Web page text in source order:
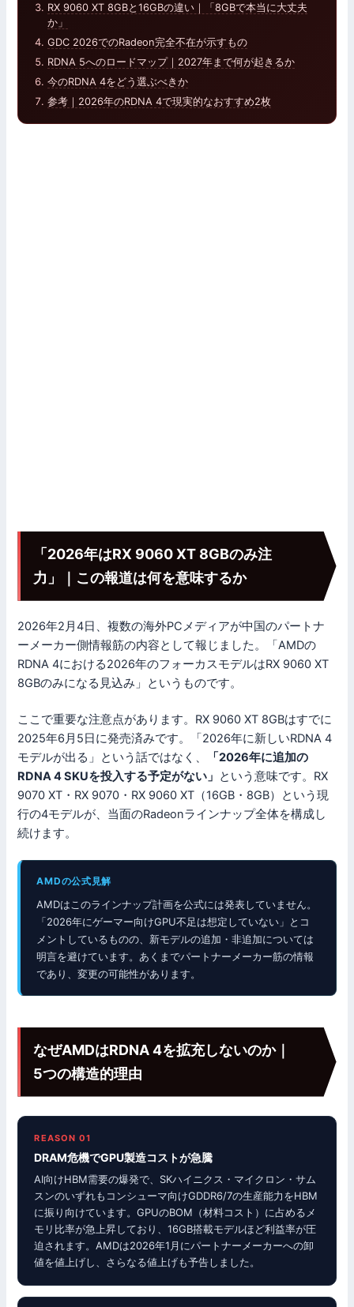
RX 9060 XT 8GBと16GBの違い｜「8GBで本当に大丈夫
か」
GDC 2026でのRadeon完全不在が示すもの
RDNA 5へのロードマップ｜2027年まで何が起きるか
今のRDNA 4をどう選ぶべきか
参考｜2026年のRDNA 4で現実的なおすすめ2枚
「2026年はRX 9060 XT 8GBのみ注
力」｜この報道は何を意味するか
2026年2月4日、複数の海外PCメディアが中国のパートナ
ーメーカー側情報筋の内容として報じました。「AMDの
RDNA 4における2026年のフォーカスモデルはRX 9060 XT
8GBのみになる見込み」というものです。
ここで重要な注意点があります。RX 9060 XT 8GBはすでに
2025年6月5日に発売済みです。「2026年に新しいRDNA 4
モデルが出る」という話ではなく、
「2026年に追加の
RDNA 4 SKUを投入する予定がない」 という意味です。RX
9070 XT・RX 9070・RX 9060 XT（16GB・8GB）という現
行の4モデルが、当面のRadeonラインナップ全体を構成し
続けます。
AMDの公式見解
AMDはこのラインナップ計画を公式には発表していません。
「2026年にゲーマー向けGPU不足は想定していない」とコ
メントしているものの、新モデルの追加・非追加については
明言を避けています。あくまでパートナーメーカー筋の情報
であり、変更の可能性があります。
なぜAMDはRDNA 4を拡充しないのか｜
5つの構造的理由
REASON 01
DRAM危機でGPU製造コストが急騰
AI向けHBM需要の爆発で、SKハイニクス・マイクロン・サム
スンのいずれもコンシューマ向けGDDR6/7の生産能力をHBM
に振り向けています。GPUのBOM（材料コスト）に占めるメ
モリ比率が急上昇しており、16GB搭載モデルほど利益率が圧
迫されます。AMDは2026年1月にパートナーメーカーへの卸
値を値上げし、さらなる値上げも予告しました。